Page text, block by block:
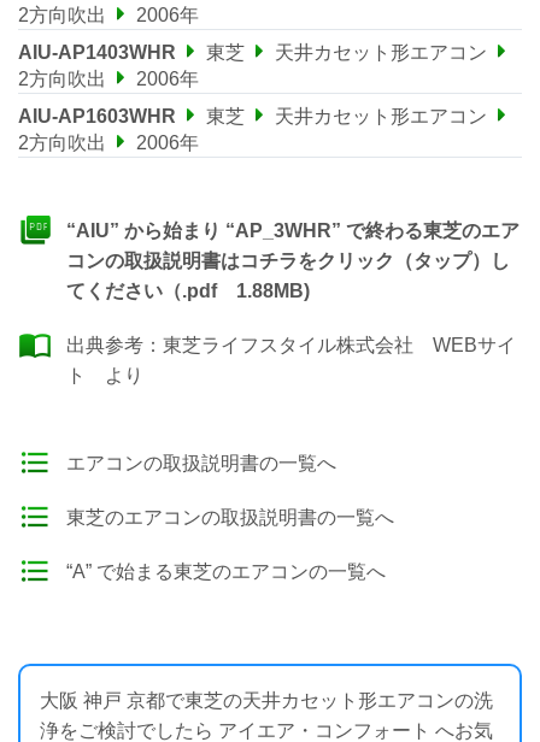
2方向吹出
2006年
AIU-AP1403WHR
東芝
天井カセット形エアコン
2方向吹出
2006年
AIU-AP1603WHR
東芝
天井カセット形エアコン
2方向吹出
2006年
“AIU” から始まり “AP_3WHR” で終わる東芝のエア
コンの取扱説明書はコチラをクリック（タップ）し
てください（.pdf 1.88MB)
出典参考： 東芝ライフスタイル株式会社 WEBサイ
ト
より
エアコンの取扱説明書の一覧へ
東芝のエアコンの取扱説明書の一覧へ
“A” で始まる東芝のエアコンの一覧へ
大阪 神戸 京都で東芝の天井カセット形エアコンの洗
浄をご検討でしたら アイエア・コンフォート へお気